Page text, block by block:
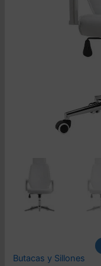
Butacas y Sillones